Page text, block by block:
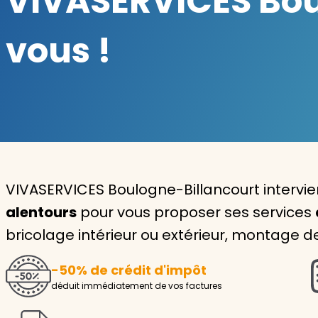
Nounou
Voir tous les services
vous !
VIVASERVICES Boulogne-Billancourt
alentours pour vous proposer ses services
bricolage intérieur ou extérieur, montage
-50% de crédit d'impôt
déduit immédiatement de vos factures